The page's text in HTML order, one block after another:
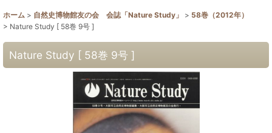
ホーム > 自然史博物館友の会 会誌「Nature Study」 > 58巻（2012年）
> Nature Study [ 58巻 9号 ]
Nature Study [ 58巻 9号 ]